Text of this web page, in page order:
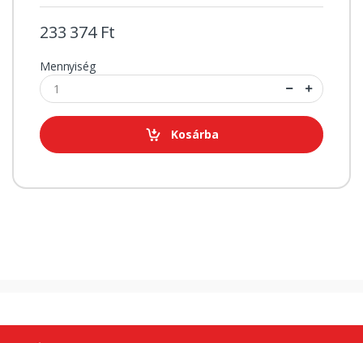
233 374 Ft
Mennyiség
Kosárba